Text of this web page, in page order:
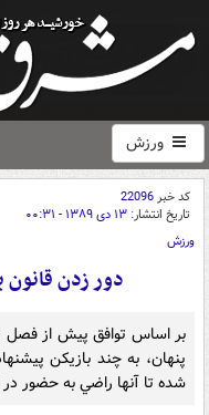
ورزش
کد خبر22096
تاریخ انتشار: ۱۳ دی ۱۳۸۹ - ۰۰:۳۱
ورزش
دور زدن قانون
بر اساس توافق پيش از فصل
پنهان، به چند بازيکن
شده تا آنها راضي به حضور